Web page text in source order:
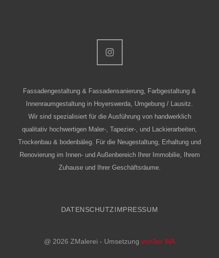
Fassadengestaltung & Fassadensanierung, Farbgestaltung &
Innenraumgestaltung in Hoyerswerda, Umgebung / Lausitz.
Wir sind spezialisiert für die Ausführung von handwerklich
qualitativ hochwertigen Maler-, Tapezier-, und Lackierarbeiten,
Trockenbau & bodenbäleg. Für die Neugestaltung, Erhaltung und
Renovierung im Innen- und Außenbereich Ihrer Immobilie, Ihrem
Zuhause und Ihrer Geschäftsräume.
DATENSCHUTZIMPRESSUM
@ 2026 ZMalerei - Umsetzung von3er WA